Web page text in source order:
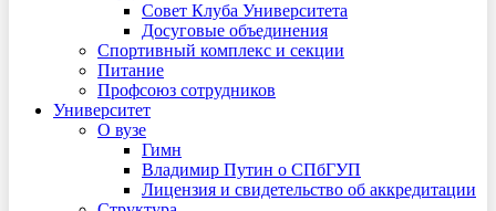
Совет Клуба Университета
Досуговые объединения
Спортивный комплекс и секции
Питание
Профсоюз сотрудников
Университет
О вузе
Гимн
Владимир Путин о СПбГУП
Лицензия и свидетельство об аккредитации